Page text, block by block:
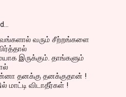
வரும் சீற்றங்களை
இருக்கும். தாங்களும்
தனக்கு தனக்குதான் !
விடாதீர்கள் !